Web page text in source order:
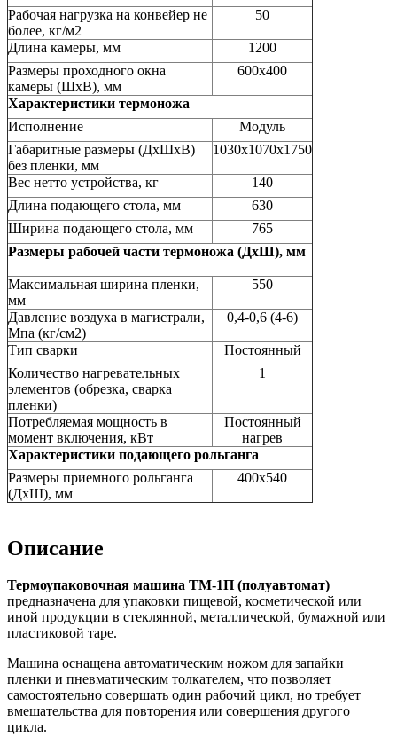
Рабочая нагрузка на конвейер не
более, кг/м2
50
Длина камеры, мм
1200
Размеры проходного окна
камеры (ШхВ), мм
600х400
Характеристики термоножа
Исполнение
Модуль
Габаритные размеры (ДхШхВ)
без пленки, мм
1030х1070х1750
Вес нетто устройства, кг
140
Длина подающего стола, мм
630
Ширина подающего стола, мм
765
Размеры рабочей части термоножа (ДхШ), мм
Максимальная ширина пленки,
мм
550
Давление воздуха в магистрали,
Мпа (кг/см2)
0,4-0,6 (4-6)
Тип сварки
Постоянный
Количество нагревательных
элементов (обрезка, сварка
пленки)
1
Потребляемая мощность в
момент включения, кВт
Постоянный
нагрев
Характеристики подающего рольганга
Размеры приемного рольганга
(ДхШ), мм
400х540
Описание
Термоупаковочная машина ТМ-1П (полуавтомат)
предназначена для упаковки пищевой, косметической или
иной продукции в стеклянной, металлической, бумажной или
пластиковой таре.
Машина оснащена автоматическим ножом для запайки
пленки и пневматическим толкателем, что позволяет
самостоятельно совершать один рабочий цикл, но требует
вмешательства для повторения или совершения другого
цикла.